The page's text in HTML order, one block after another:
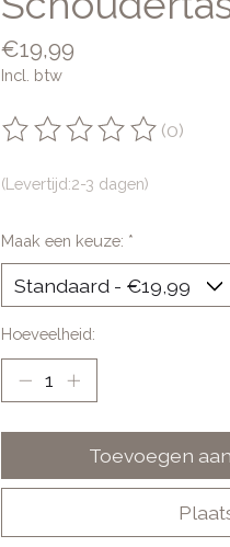
€19,99
Incl. btw
De beoordeling van dit
(0)
(Levertijd:2-3 dagen)
Maak een keuze: *
Hoeveelheid:
Toevoegen